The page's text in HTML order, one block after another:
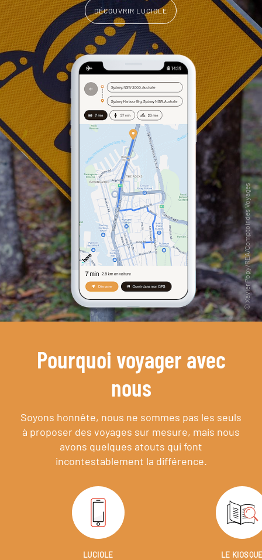
DÉCOUVRIR LUCIOLE
Pourquoi voyager avec
nous
Soyons honnête, nous ne sommes pas les seuls
à proposer des voyages sur mesure, mais nous
avons quelques atouts qui font
incontestablement la différence.
LUCIOLE
LE